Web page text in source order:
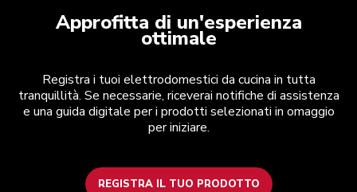
Approfitta di un'esperienza
ottimale
Registra i tuoi elettrodomestici da cucina in tutta
tranquillità. Se necessarie, riceverai notifiche di assistenza
e una guida digitale per i prodotti selezionati in omaggio
per iniziare.
REGISTRA IL TUO PRODOTTO